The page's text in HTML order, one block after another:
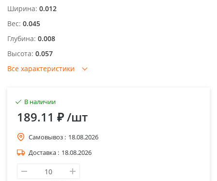
Ширина: 0.012
Вес: 0.045
Глубина: 0.008
Высота: 0.057
Все характеристики
В наличии
189.11 ₽/шт
Самовывоз : 18.08.2026
Доставка : 18.08.2026